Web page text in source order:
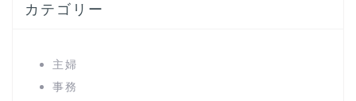
カテゴリー
主婦
事務